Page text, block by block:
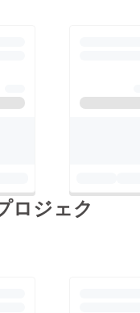
ロジェク